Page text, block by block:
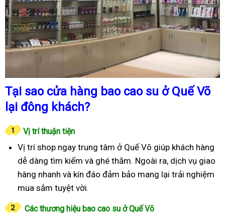
Tại sao cửa hàng bao cao su ở Quế Võ
lại đông khách?
Vị trí thuận tiện
Vị trí shop ngay trung tâm ở Quế Võ giúp khách hàng
dễ dàng tìm kiếm và ghé thăm. Ngoài ra, dịch vụ giao
hàng nhanh và kín đáo đảm bảo mang lại trải nghiệm
mua sắm tuyệt vời.
Các thương hiệu bao cao su ở Quế Võ